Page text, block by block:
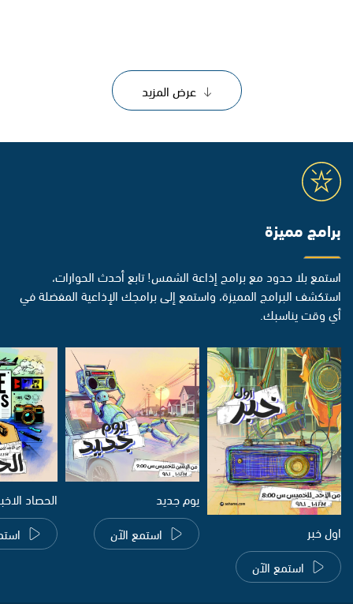
عرض المزيد
برامج مميزة
استمع بلا حدود مع برامج إذاعة الشمس! تابع أحدث الحوارات،
استكشف البرامج المميزة، واستمع إلى برامجك الإذاعية المفضلة في
أي وقت يناسبك.
اول خبر
استمع الآن
يوم جديد
استمع الآن
الحصاد